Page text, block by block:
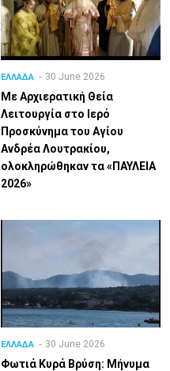
ΕΛΛΑΔΑ 30 June 2026
Με Αρχιερατική Θεία
Λειτουργία στο Ιερό
Προσκύνημα του Αγίου
Ανδρέα Λουτρακίου,
ολοκληρώθηκαν τα «ΠΑΥΛΕΙΑ
2026»
ΕΛΛΑΔΑ 30 June 2026
Φωτιά Κυρά Βρύση: Μήνυμα